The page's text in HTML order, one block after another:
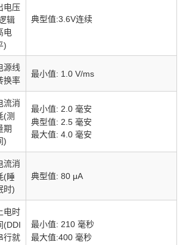
电压
辑
电
)
典型值:3.6V连续
源线
换率
最小值: 1.0 V/ms
流消
(测
期
)
最小值: 2.0 毫安
典型值: 2.5 毫安
最大值: 4.0 毫安
流消
(睡
时)
典型值: 80 μA
上电时
(DDI
行就
最小值: 210 毫秒
最大值:400 毫秒